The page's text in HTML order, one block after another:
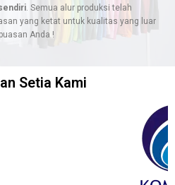
. Semua alur produksi telah
yang ketat untuk kualitas yang luar
Anda !
Setia Kami